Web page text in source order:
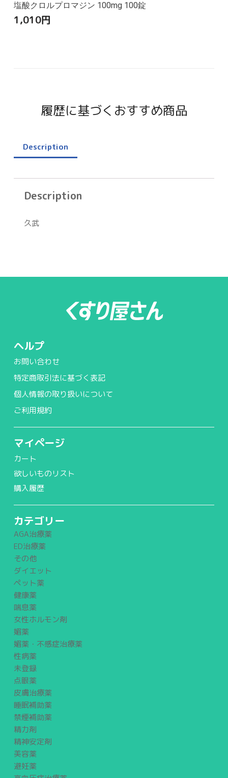
塩酸クロルプロマジン 100mg 100錠
1,010円
履歴に基づくおすすめ商品
Description
Description
久武
ヘルプ
お問い合わせ
特定商取引法に基づく表記
個人情報の取り扱いについて
ご利用規約
マイページ
カート
欲しいものリスト
購入履歴
カテゴリー
AGA治療薬
ED治療薬
その他
ダイエット
ペット薬
健康薬
喘息薬
女性ホルモン剤
媚薬
媚薬・不感症治療薬
性病薬
未登録
点眼薬
皮膚治療薬
睡眠補助薬
禁煙補助薬
精力剤
精神安定剤
美容薬
避妊薬